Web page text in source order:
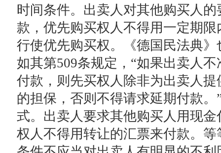
时间条件。出卖人对其他购买人的
款，优先购买权人不得用一定期
行使优先购买权。《德国民法典
如其第509条规定，“如果出卖人
付款，则先买权人除非为出卖人
的担保，否则不得请求延期付款。
式。出卖人要求其他购买人用现
权人不得用转让的汇票来付款。